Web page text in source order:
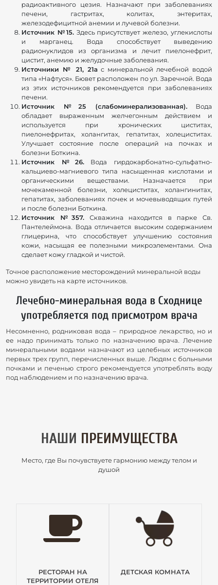
радиоактивного цезия. Назначают при заболеваниях
печени, гастритах, колитах, энтеритах,
железодефицитной анемии и лучевой болезни.
Источник №15.Здесь присутствует железо, углекислоты
и марганец. Вода способствует выведению
радионуклидов из организма и лечит пиелонефрит,
цистит, анемию и желудочные заболевания.
Источники № 21, 21а с минеральной лечебной водой
типа «Нафтуся». Бювет расположен по ул. Заречной. Вода
из этих источников рекомендуется при заболеваниях
печени.
Источник №25 (слабоминерализованная).Вода
обладает выраженным желчегонным действием и
используется при хронических циститах,
пиелонефритах, холангитах, гепатитах, холециститах.
Улучшает состояние после операций на почках и
болезни Боткина.
Источник №26.Вода гирдокарбонатно-сульфатно-
кальциево-магниевого типа насыщенная кислотами и
органическими веществами. Назначается при
мочекаменной болезни, холециститах, холангинитах,
гепатитах, заболеваниях почек и мочевыводящих путей
и после болезни Боткина.
Источник №357. Скважина находится в парке Св.
Пантелеймона. Вода отличается высоким содержанием
глицерина, что способствует улучшению состояния
кожи, насыщая ее полезными микроэлементами. Она
сделает кожу гладкой и чистой.
Точное расположение месторождений минеральной воды
можно увидеть на карте источников.
Лечебно-минеральная вода в Сходнице
употребляется под присмотром врача
Несомненно, родниковая вода – природное лекарство, но и
ее надо принимать только по назначению врача. Лечение
минеральными водами назначают из целебных источников
первых трех групп, перечисленных выше. Людям с больными
почками и печенью строго рекомендуется употреблять воду
под наблюдением и по назначению врача.
НАШИ ПРЕИМУЩЕСТВА
Место, где Вы почувствуете гармонию между телом и
душой
РЕСТОРАН НА
ТЕРРИТОРИИ ОТЕЛЯ
ДЕТСКАЯ КОМНАТА